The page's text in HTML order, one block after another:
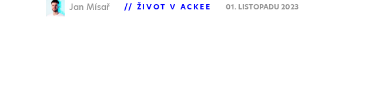
Jan Mísař ŽIVOT V ACKEE 01. LISTOPADU 2023